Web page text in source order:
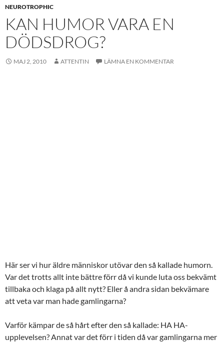
NEUROTROPHIC
KAN HUMOR VARA EN
DÖDSDROG?
MAJ 2, 2010 ATTENTIN LÄMNA EN KOMMENTAR
Här ser vi hur äldre människor utövar den så kallade humorn.
Var det trotts allt inte bättre förr då vi kunde luta oss bekvämt
tillbaka och klaga på allt nytt? Eller å andra sidan bekvämare
att veta var man hade gamlingarna?
Varför kämpar de så hårt efter den så kallade: HA HA-
upplevelsen? Annat var det förr i tiden då var gamlingarna mer